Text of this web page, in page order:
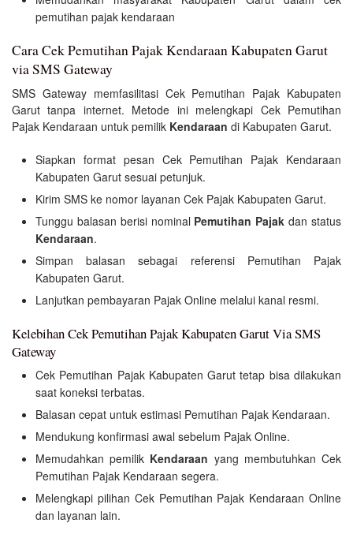
pemutihan pajak kendaraan
Cara Cek Pemutihan Pajak Kendaraan Kabupaten Garut
via SMS Gateway
SMS Gateway memfasilitasi Cek Pemutihan Pajak Kabupaten
Garut tanpa internet. Metode ini melengkapi Cek Pemutihan
Pajak Kendaraan untuk pemilik Kendaraan di Kabupaten Garut.
Siapkan format pesan Cek Pemutihan Pajak Kendaraan
Kabupaten Garut sesuai petunjuk.
Kirim SMS ke nomor layanan Cek Pajak Kabupaten Garut.
Tunggu balasan berisi nominal Pemutihan Pajak dan status
Kendaraan.
Simpan balasan sebagai referensi Pemutihan Pajak
Kabupaten Garut.
Lanjutkan pembayaran Pajak Online melalui kanal resmi.
Kelebihan Cek Pemutihan Pajak Kabupaten Garut Via SMS
Gateway
Cek Pemutihan Pajak Kabupaten Garut tetap bisa dilakukan
saat koneksi terbatas.
Balasan cepat untuk estimasi Pemutihan Pajak Kendaraan.
Mendukung konfirmasi awal sebelum Pajak Online.
Memudahkan pemilik Kendaraan yang membutuhkan Cek
Pemutihan Pajak Kendaraan segera.
Melengkapi pilihan Cek Pemutihan Pajak Kendaraan Online
dan layanan lain.